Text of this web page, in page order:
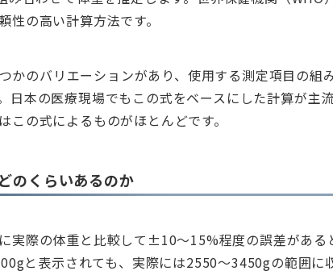
性の高い計算方法です。
かのバリエーションがあり、使用する測定項目の組
日本の医療現場でもこの式をベースにした計算が主
この式によるものがほとんどです。
のくらいあるのか
実際の体重と比較して±10～15%程度の誤差がある
と表示されても、実際には2550～3450gの範囲に